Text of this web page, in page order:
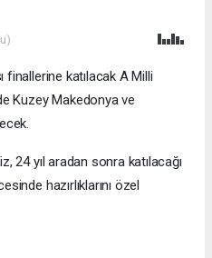
finallerine katılacak A Milli
Kuzey Makedonya ve
24 yıl aradan sonra katılacağı
hazırlıklarını özel